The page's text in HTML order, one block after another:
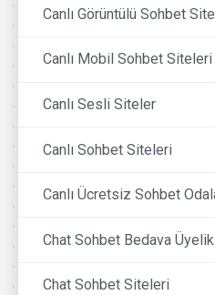
Canlı Görüntülü Sohbet
Canlı Mobil Sohbet Siteleri
Canlı Sesli Siteler
Canlı Sohbet Siteleri
Canlı Ücretsiz Sohbet
Chat Sohbet Bedava
Chat Sohbet Siteleri